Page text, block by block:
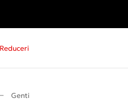
Reduceri
Genti